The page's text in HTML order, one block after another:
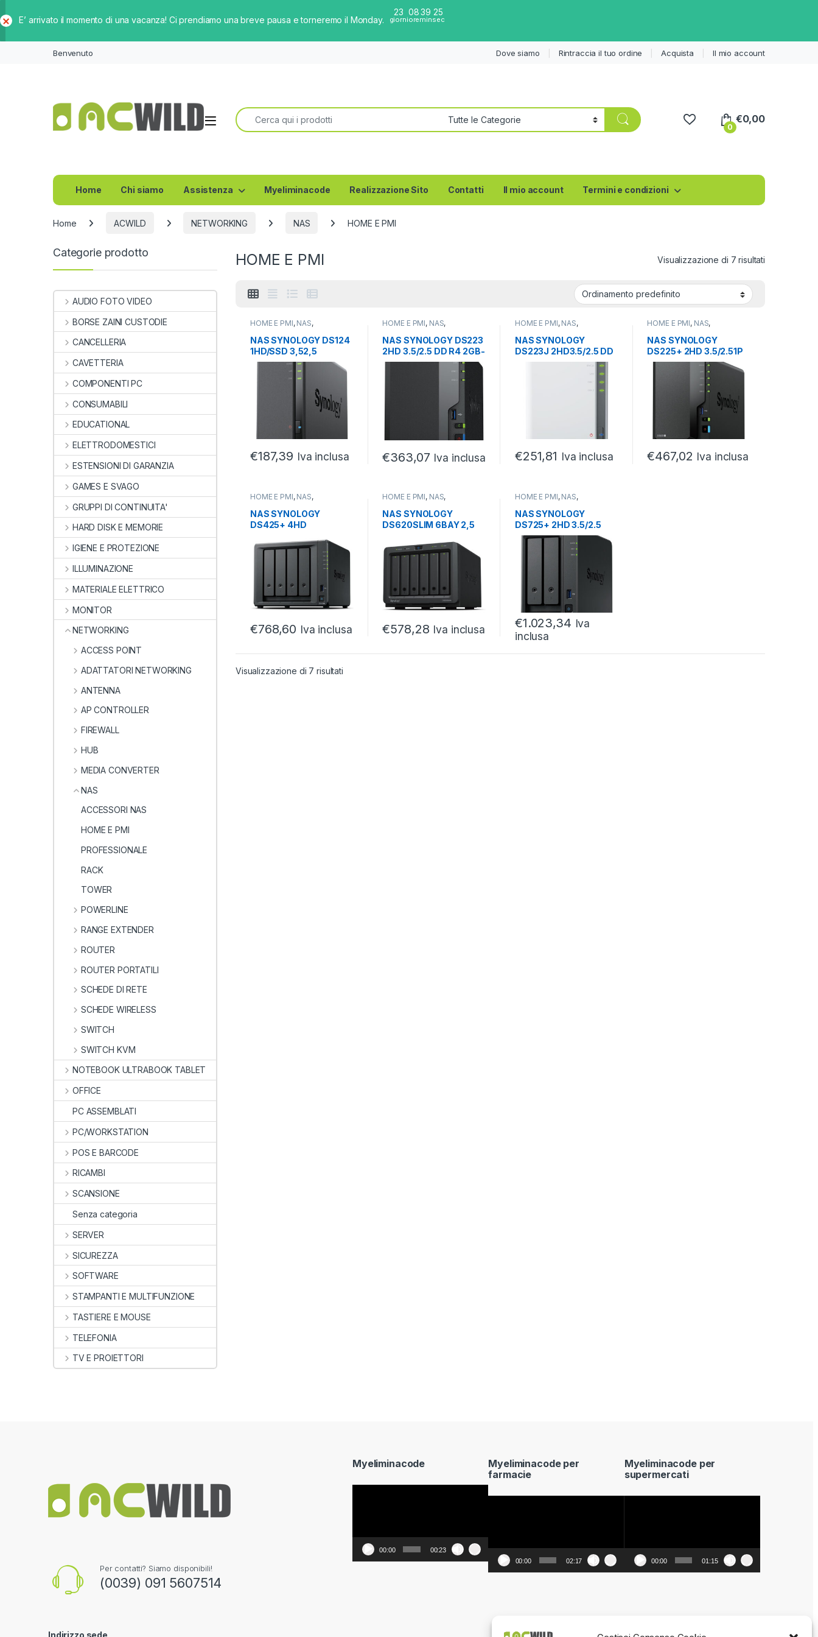
E’ arrivato il momento di una vacanza! Ci prendiamo una breve pausa e torneremo il Monday.
23
giorni
08
ore
39
min
24
sec
Benvenuto Dove siamo Rintraccia il tuo ordine Acquista Il mio account
Ricerca per:
0
€0,00
Home Chi siamo Assistenza Myeliminacode Realizzazione Sito Contatti Il mio account Termini e condizioni
Home ACWILD NETWORKING NAS HOME E PMI
HOME E PMI Visualizzazione di 7 risultati
HOME E PMI, NAS,
NAS SYNOLOGY DS124
1HD/SSD 3,52,5
1GBDDR4/1P1GBE
2PUSB3.2/
€187,39 Iva inclusa
HOME E PMI, NAS,
NAS SYNOLOGY DS223
2HD 3.5/2.5 DD R4 2GB-
2X1GBE-3USB3.2
€363,07 Iva inclusa
HOME E PMI, NAS,
NAS SYNOLOGY
DS223J 2HD3.5/2.5 DD
R4 1GB-1PGIGA-2P
€251,81 Iva inclusa
HOME E PMI, NAS,
NAS SYNOLOGY
DS225+ 2HD 3.5/2.51P
LAN RJ45/1GBE/2P
€467,02 Iva inclusa
HOME E PMI, NAS,
NAS SYNOLOGY
DS425+ 4HD
1P RJ45/1GBE/1P
€768,60 Iva inclusa
HOME E PMI, NAS,
NAS SYNOLOGY
DS620SLIM 6BAY 2,5
€578,28 Iva inclusa
HOME E PMI, NAS,
NAS SYNOLOGY
DS725+ 2HD 3.5/2.5
4GBDDR/1RJ45
2,5GBE/1USB
€1.023,34 Iva
inclusa
Visualizzazione di 7 risultati
Categorie prodotto
AUDIO FOTO VIDEO
BORSE ZAINI CUSTODIE
CANCELLERIA
CAVETTERIA
COMPONENTI PC
CONSUMABILI
EDUCATIONAL
ELETTRODOMESTICI
ESTENSIONI DI GARANZIA
GAMES E SVAGO
GRUPPI DI CONTINUITA'
HARD DISK E MEMORIE
IGIENE E PROTEZIONE
ILLUMINAZIONE
MATERIALE ELETTRICO
MONITOR
NETWORKING
ACCESS POINT
ADATTATORI NETWORKING
ANTENNA
AP CONTROLLER
FIREWALL
HUB
MEDIA CONVERTER
NAS
ACCESSORI NAS
HOME E PMI
PROFESSIONALE
RACK
TOWER
POWERLINE
RANGE EXTENDER
ROUTER
ROUTER PORTATILI
SCHEDE DI RETE
SCHEDE WIRELESS
SWITCH
SWITCH KVM
NOTEBOOK ULTRABOOK TABLET
OFFICE
PC ASSEMBLATI
PC/WORKSTATION
POS E BARCODE
RICAMBI
SCANSIONE
Senza categoria
SERVER
SICUREZZA
SOFTWARE
STAMPANTI E MULTIFUNZIONE
TASTIERE E MOUSE
TELEFONIA
TV E PROIETTORI
Per contatti? Siamo disponibili!
(0039) 091 5607514
Indirizzo sede
Myeliminacode
00:00 00:23
Myeliminacode per
farmacie
00:00 02:17
Myeliminacode per
supermercati
00:00 01:15